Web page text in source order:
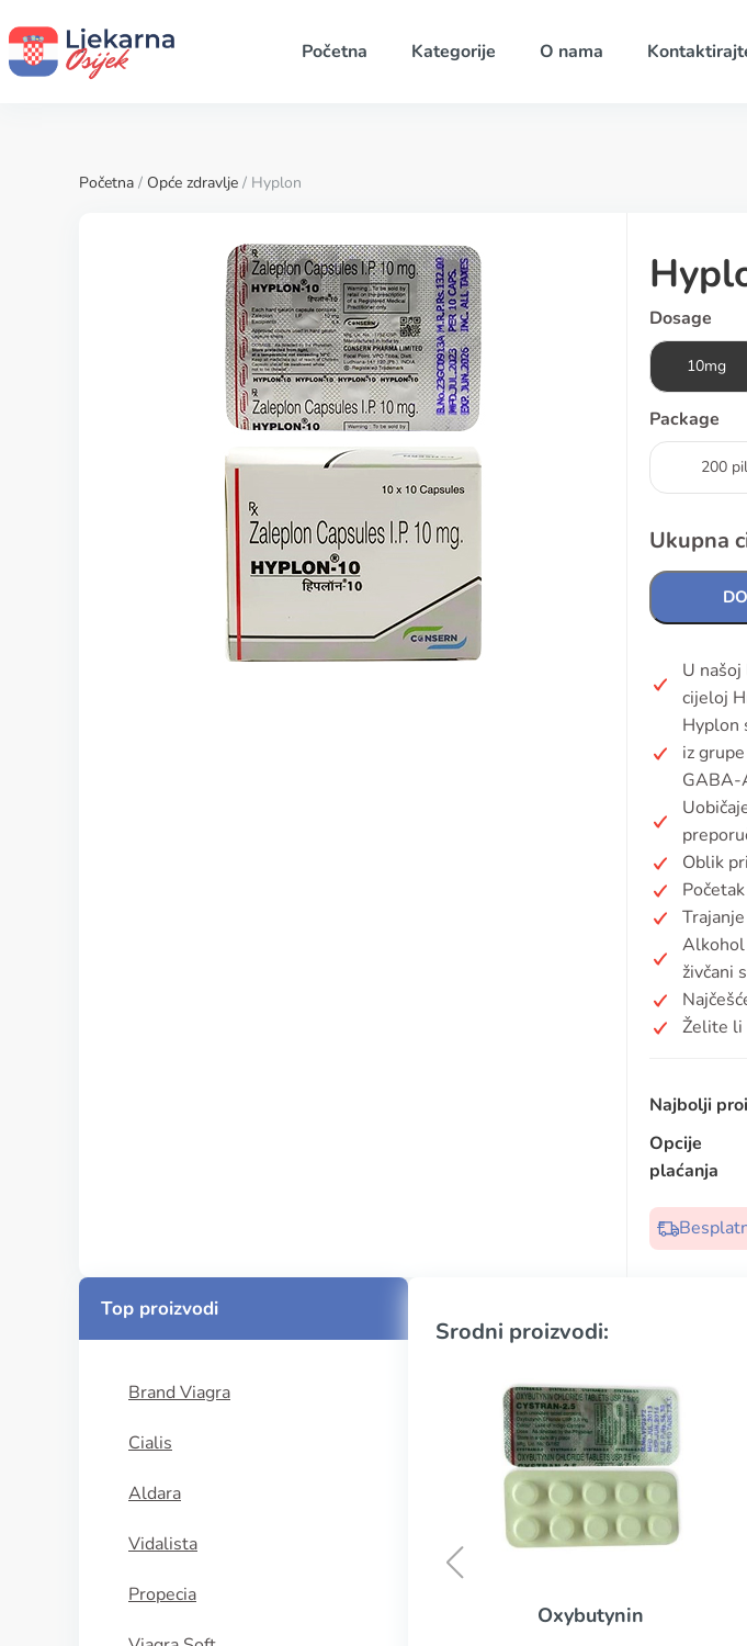
Početna Kategorije O nama
Početna / Opće zdravlje / Hyplon
Dosage
10mg
Package
200
Ukupna
U
cijeloj
Hyplon
iz
GABA-
Oblik
Alkohol
živčani
Želite li
Najbolji
Opcije
plaćanja
Top proizvodi
Brand Viagra
Cialis
Aldara
Vidalista
Propecia
Srodni proizvodi:
Mysoline